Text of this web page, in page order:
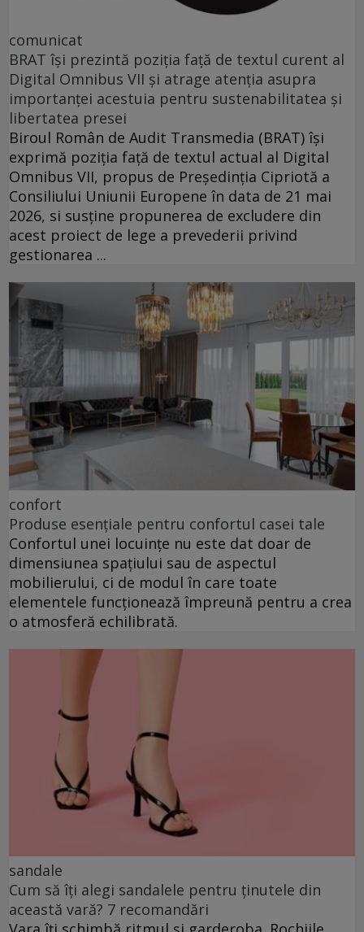
comunicat
BRAT își prezintă poziția față de textul curent al
Digital Omnibus VII și atrage atenția asupra
importanței acestuia pentru sustenabilitatea și
libertatea presei
Biroul Român de Audit Transmedia (BRAT) își
exprimă poziția față de textul actual al Digital
Omnibus VII, propus de Președinția Cipriotă a
Consiliului Uniunii Europene în data de 21 mai
2026, si susține propunerea de excludere din
acest proiect de lege a prevederii privind
gestionarea ...
confort
Produse esențiale pentru confortul casei tale
Confortul unei locuințe nu este dat doar de
dimensiunea spațiului sau de aspectul
mobilierului, ci de modul în care toate
elementele funcționează împreună pentru a crea
o atmosferă echilibrată.
sandale
Cum să îți alegi sandalele pentru ținutele din
această vară? 7 recomandări